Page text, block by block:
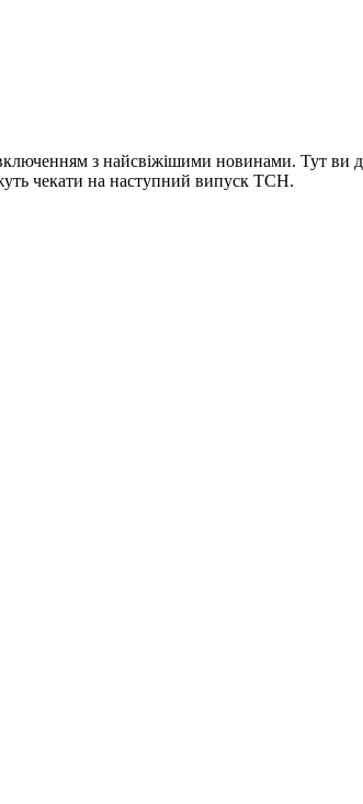
з найсвіжішими новинами. Тут ви
чекати на наступний випуск ТСН.